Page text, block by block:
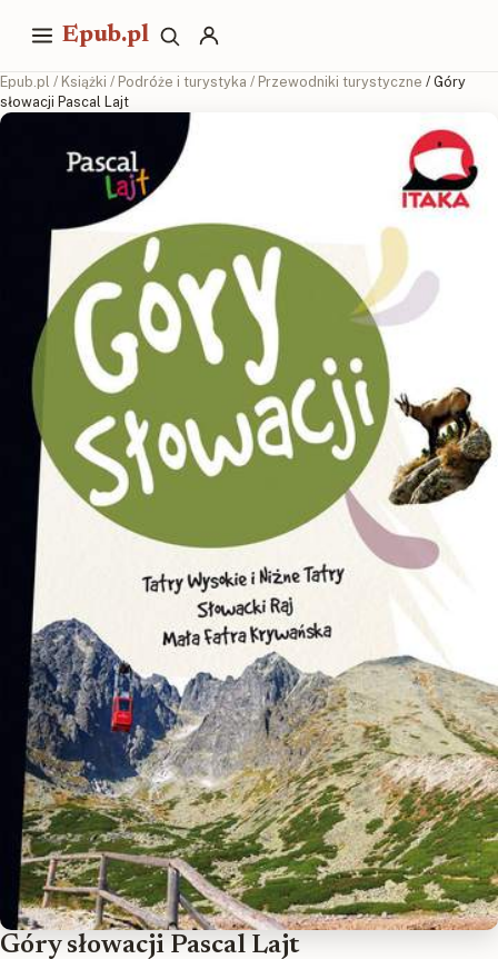
Epub.pl
Epub.pl / Książki / Podróże i turystyka / Przewodniki turystyczne / Góry
słowacji Pascal Lajt
Góry słowacji Pascal Lajt